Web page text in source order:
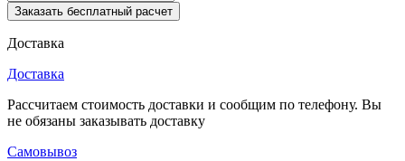
Заказать бесплатный расчет
Доставка
Доставка
Рассчитаем стоимость доставки и сообщим по телефону. Вы
не обязаны заказывать доставку
Самовывоз